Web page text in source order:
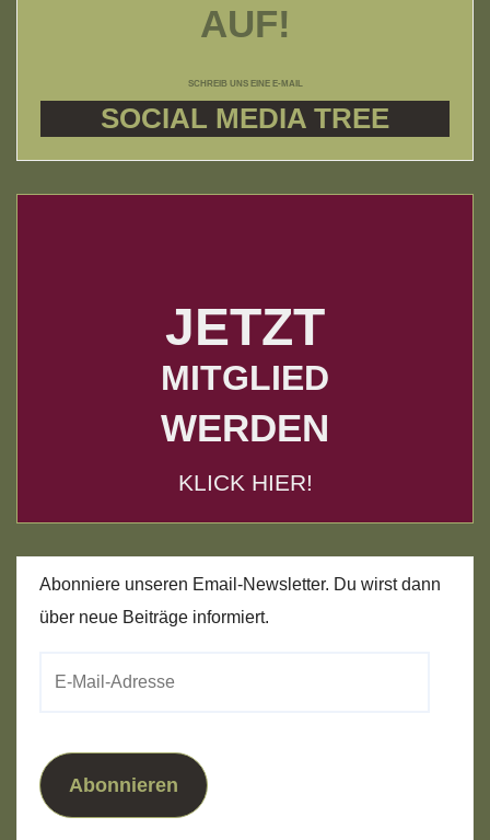
AUF!
SCHREIB UNS EINE E-MAIL
SOCIAL MEDIA TREE
JETZT
MITGLIED
WERDEN
KLICK HIER!
Abonniere unseren Email-Newsletter. Du wirst dann
über neue Beiträge informiert.
Abonnieren